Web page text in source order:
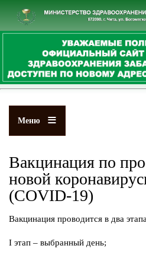
к
Меню
Вакцинация по
новой
(COVID-19)
Вакцинация проводится в два
I этап – выбранный день;